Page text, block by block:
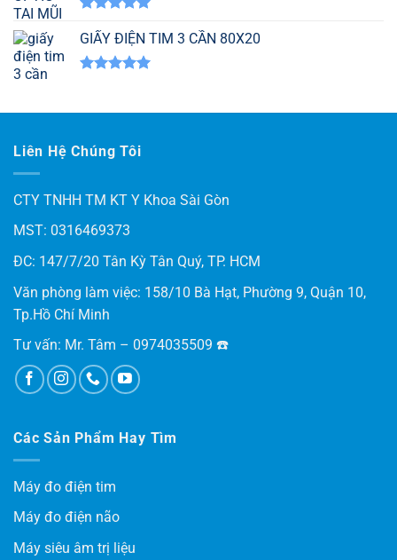
hạng 5.00
5 sao
GIẤY ĐIỆN TIM 3 CẦN 80X20
5 sao
Liên Hệ Chúng Tôi
CTY TNHH TM KT Y Khoa Sài Gòn
MST: 0316469373
ĐC: 147/7/20 Tân Kỳ Tân Quý, TP. HCM
Văn phòng làm việc: 158/10 Bà Hạt, Phường 9, Quận 10,
Tp.Hồ Chí Minh
Tư vấn: Mr. Tâm – 0974035509 ☎️
Các Sản Phẩm Hay Tìm
Máy đo điện tim
Máy đo điện não
Máy siêu âm trị liệu